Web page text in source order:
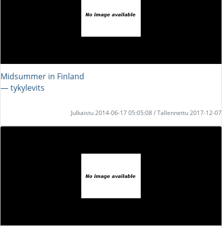
Midsummer in Finland
― tykylevits
Julkaistu 2014-06-17 05:05:08 / Tallennettu 2017-12-07